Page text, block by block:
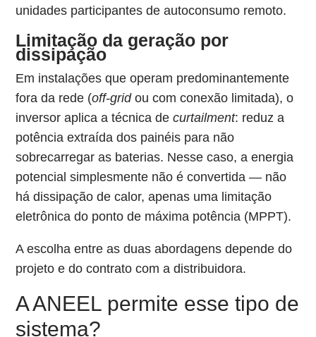
unidades participantes de autoconsumo remoto.
Limitação da geração por
dissipação
Em instalações que operam predominantemente
fora da rede (off-gridou com conexão limitada), o
inversor aplica a técnica decurtailment: reduz a
potência extraída dos painéis para não
sobrecarregar as baterias. Nesse caso, a energia
potencial simplesmente não é convertida — não
há dissipação de calor, apenas uma limitação
eletrônica do ponto de máxima potência (MPPT).
A escolha entre as duas abordagens depende do
projeto e do contrato com a distribuidora.
A ANEEL permite esse tipo de
sistema?